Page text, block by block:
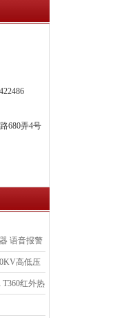
680弄4号
语音报警
高低压
红外热